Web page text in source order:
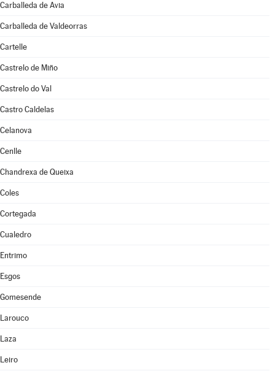
Carballeda de Avia
Carballeda de Valdeorras
Cartelle
Castrelo de Miño
Castrelo do Val
Castro Caldelas
Celanova
Cenlle
Chandrexa de Queixa
Coles
Cortegada
Cualedro
Entrimo
Esgos
Gomesende
Larouco
Laza
Leiro